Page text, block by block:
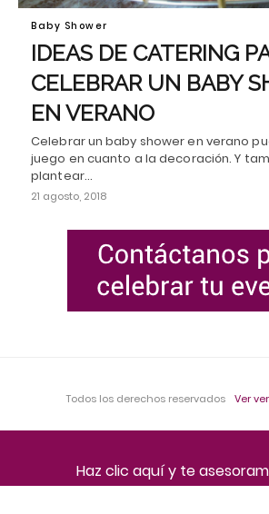
Baby Shower
IDEAS DE CATERING
CELEBRAR UN BABY
EN VERANO
Celebrar un baby shower en verano
juego en cuanto a la decoración. Y
plantear…
21 agosto, 2018
Todos los derechos reservados Ver
Haz clic aquí y te